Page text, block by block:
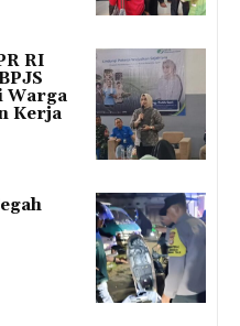
RI
Warga
Kerja